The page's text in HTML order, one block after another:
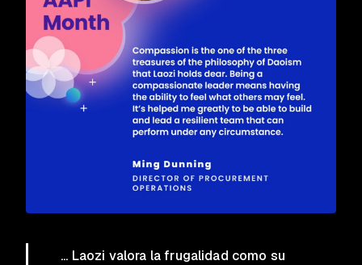
... Laozi valora la frugalidad como su